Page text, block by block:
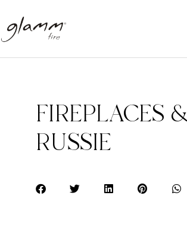
FIREPLACES
RUSSIE